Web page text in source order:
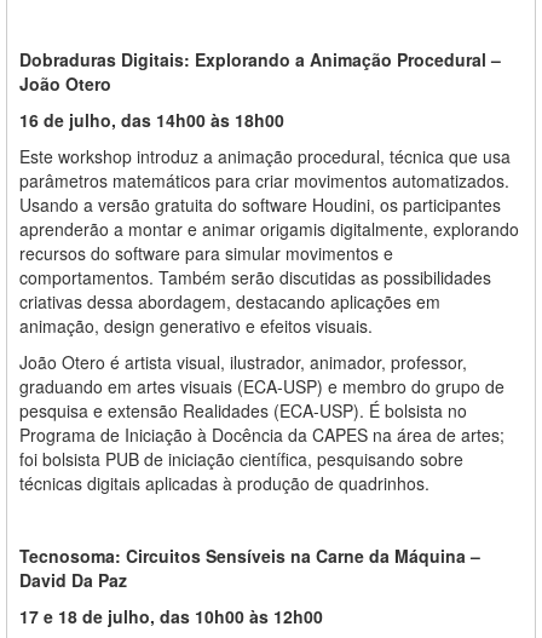
Dobraduras Digitais: Explorando a Animação Procedural –
João Otero
16 de julho, das 14h00 às 18h00
Este workshop introduz a animação procedural, técnica que usa
parâmetros matemáticos para criar movimentos automatizados.
Usando a versão gratuita do software Houdini, os participantes
aprenderão a montar e animar origamis digitalmente, explorando
recursos do software para simular movimentos e
comportamentos. Também serão discutidas as possibilidades
criativas dessa abordagem, destacando aplicações em
animação, design generativo e efeitos visuais.
João Otero é artista visual, ilustrador, animador, professor,
graduando em artes visuais (ECA-USP) e membro do grupo de
pesquisa e extensão Realidades (ECA-USP). É bolsista no
Programa de Iniciação à Docência da CAPES na área de artes;
foi bolsista PUB de iniciação científica, pesquisando sobre
técnicas digitais aplicadas à produção de quadrinhos.
Tecnosoma: Circuitos Sensíveis na Carne da Máquina –
David Da Paz
17 e 18 de julho, das 10h00 às 12h00